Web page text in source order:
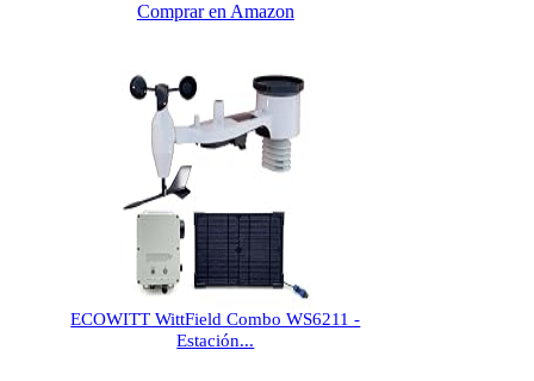
Comprar en Amazon
ECOWITT WittField Combo WS6211 -
Estación...